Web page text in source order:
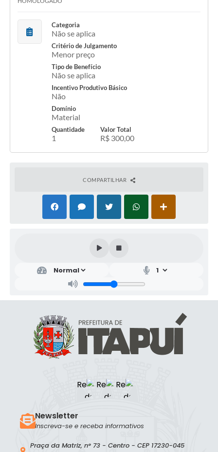
Categoria
Não se aplica
Critério de Julgamento
Menor preço
Tipo de Benefício
Não se aplica
Incentivo Produtivo Básico
Não
Domínio
Material
Quantidade
1
Valor Total
R$ 300,00
COMPARTILHAR
Praça da Matriz, n° 73 - Centro - CEP 17230-045
Newsletter
Inscreva-se e receba informativos